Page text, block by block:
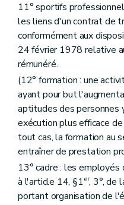
11° sportifs
les liens d'un contrat de
conformément aux
24 février 1978 relative
rémunéré.
(12° formation : une
ayant pour but
aptitudes des personnes
exécution plus efficace
tout cas, la formation au
entraîner de prestation
13° cadre : les employés
à l'article 14, §1er, 3°, de
portant organisation de